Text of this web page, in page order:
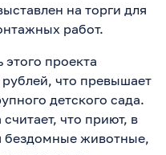
на торги для
работ.
проекта
что превышает
детского сада.
что приют, в
бездомные животные,